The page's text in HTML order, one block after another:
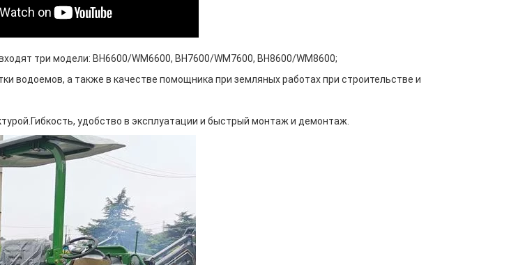
три модели: BH6600/WM6600, BH7600/WM7600, BH8600/WM8600;
водоемов, а также в качестве помощника при земляных работах при строительстве и
удобство в эксплуатации и быстрый монтаж и демонтаж.